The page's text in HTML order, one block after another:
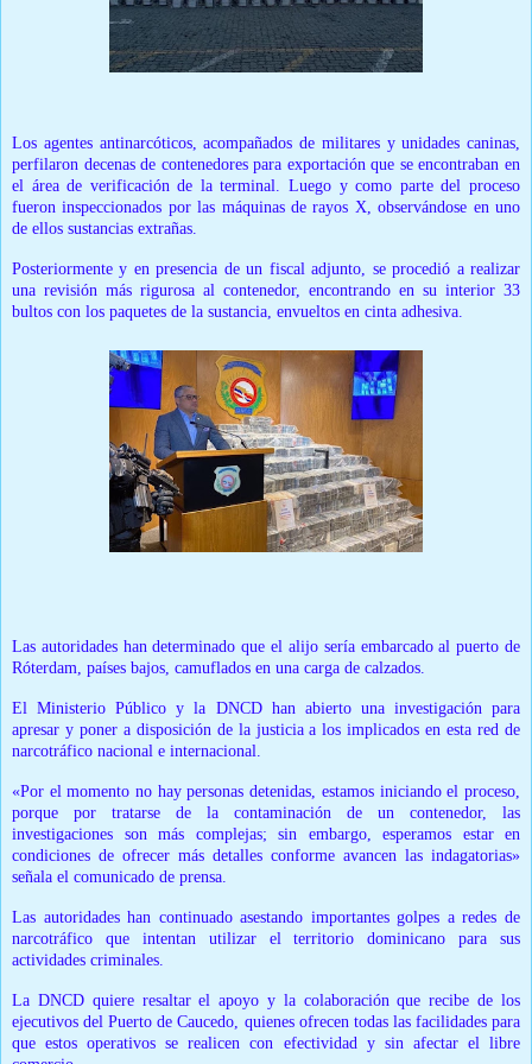
Los agentes antinarcóticos, acompañados de militares y unidades caninas,
perfilaron decenas de contenedores para exportación que se encontraban en
el área de verificación de la terminal. Luego y como parte del proceso
fueron inspeccionados por las máquinas de rayos X, observándose en uno
de ellos sustancias extrañas.
Posteriormente y en presencia de un fiscal adjunto, se procedió a realizar
una revisión más rigurosa al contenedor, encontrando en su interior 33
bultos con los paquetes de la sustancia, envueltos en cinta adhesiva.
Las autoridades han determinado que el alijo sería embarcado al puerto de
Róterdam, países bajos, camuflados en una carga de calzados.
El Ministerio Público y la DNCD han abierto una investigación para
apresar y poner a disposición de la justicia a los implicados en esta red de
narcotráfico nacional e internacional.
«Por el momento no hay personas detenidas, estamos iniciando el proceso,
porque por tratarse de la contaminación de un contenedor, las
investigaciones son más complejas; sin embargo, esperamos estar en
condiciones de ofrecer más detalles conforme avancen las indagatorias»
señala el comunicado de prensa.
Las autoridades han continuado asestando importantes golpes a redes de
narcotráfico que intentan utilizar el territorio dominicano para sus
actividades criminales.
La DNCD quiere resaltar el apoyo y la colaboración que recibe de los
ejecutivos del Puerto de Caucedo, quienes ofrecen todas las facilidades para
que estos operativos se realicen con efectividad y sin afectar el libre